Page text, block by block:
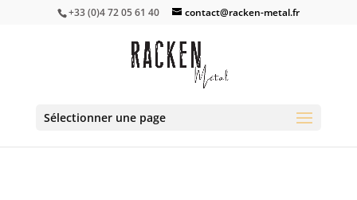
+33 (0)4 72 05 61 40 contact@racken-metal.fr
Sélectionner une page